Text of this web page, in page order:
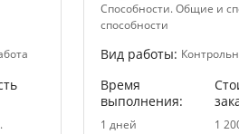
Способности. Общие и
способности
Вид работы:
Время
выполнения:
1 дней 1